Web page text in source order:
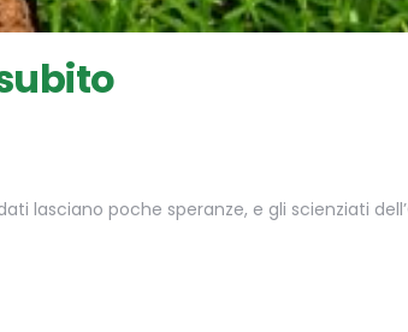
lasciano poche speranze, e gli scienziati